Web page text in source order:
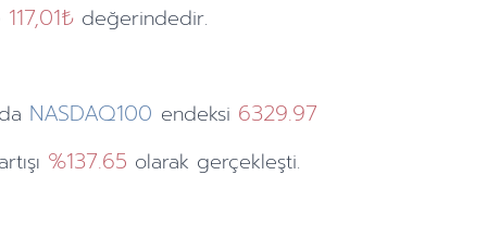
117,01₺ değerindedir.
NASDAQ100 endeksi 6329.97
%137.65 olarak gerçekleşti.